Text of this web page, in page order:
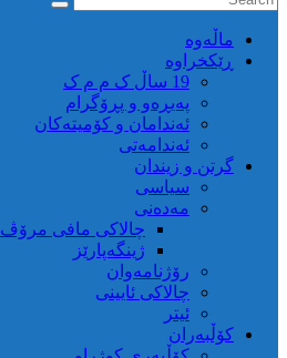
ماڵه‌وه‌
ڕێکخراوە
19 ساڵ ک م م ک
پەیڕەو و پڕۆگرام
ئەندامان و کۆمیتەکان
ئەندامەتی
گرتن و زیندان
سیاسی
مەدەنی
چالاکی مافی مرۆڤ
ژینگەپارێز
رۆژنامەوان
چالاکی ئایینی
ئیتر
کۆڵبەران